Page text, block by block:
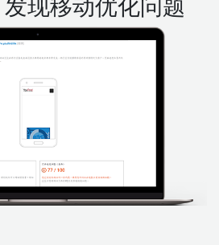
现移动优化问题